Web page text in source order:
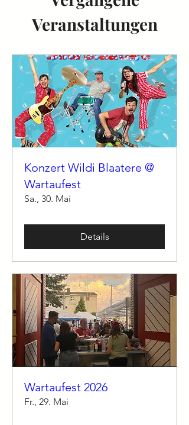
Veranstaltungen
Konzert Wildi Blaatere @
Wartaufest
Sa., 30. Mai
Details
Wartaufest 2026
Fr., 29. Mai